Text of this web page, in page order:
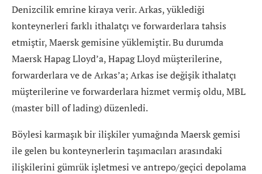
Denizcilik emrine kiraya verir. Arkas, yüklediği
konteynerleri farklı ithalatçı ve forwarderlara tahsis
etmiştir, Maersk gemisine yüklemiştir. Bu durumda
Maersk Hapag Lloyd’a, Hapag Lloyd müşterilerine,
forwarderlara ve de Arkas’a; Arkas ise değişik ithalatçı
müşterilerine ve forwarderlara hizmet vermiş oldu, MBL
(master bill of lading) düzenledi.
Böylesi karmaşık bir ilişkiler yumağında Maersk gemisi
ile gelen bu konteynerlerin taşımacıları arasındaki
ilişkilerini gümrük işletmesi ve antrepo/geçici depolama